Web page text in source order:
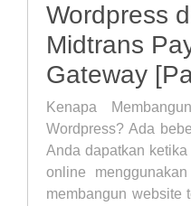
Wordpress
Midtrans
Gateway
Kenapa
Wordpress? Ada
Anda dapatkan
online
membangun website